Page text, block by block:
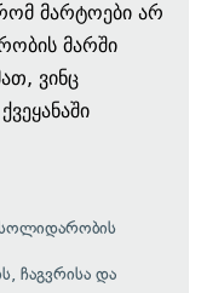
მარტოები არ
მარში
ვინც
სოლიდარობის
ჩაგვრისა და